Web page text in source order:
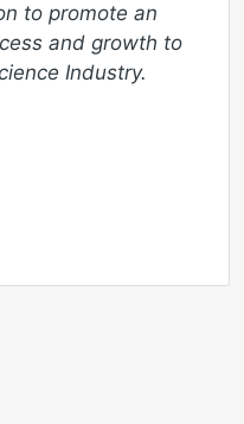
to promote an
and growth to
Industry.